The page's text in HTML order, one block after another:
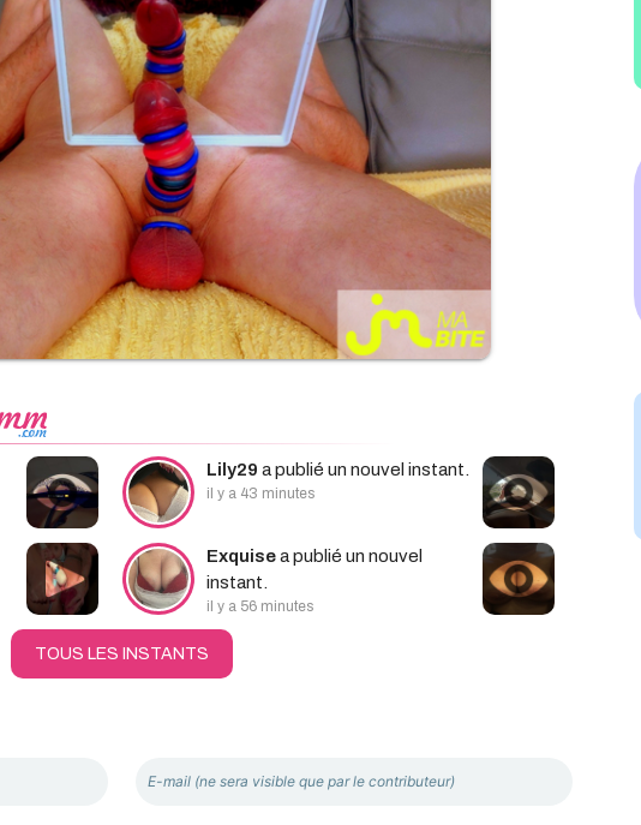
Lily29 a publié un nouvel instant.
il y a 43 minutes
Exquisea publié un nouvel
instant.
il y a 56 minutes
TOUS LES INSTANTS